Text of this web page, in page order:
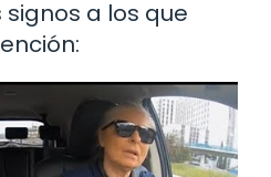
a los que